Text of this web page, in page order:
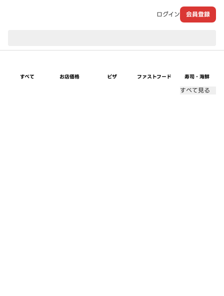
ログイン 会員登録
すべて お店価格 ピザ ファストフード 寿司・海鮮
すべて見る